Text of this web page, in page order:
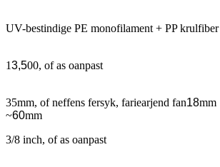
UV-bestindige PE monofilament + PP krulfiber
13,500, of as oanpast
35mm, of neffens fersyk, fariearjend fan18mm
~60mm
3/8 inch, of as oanpast